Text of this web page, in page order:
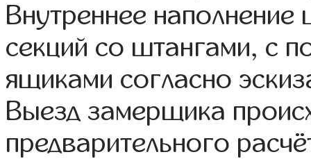
Внутреннее
секций со штангами, с
ящиками согласно
Выезд замерщика
предварительного